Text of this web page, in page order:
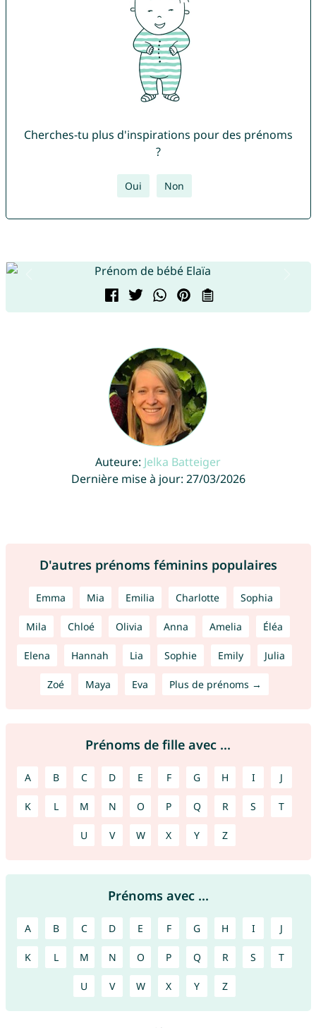
Cherches-tu plus d'inspirations pour des prénoms
?
Oui Non
Auteure: Jelka Batteiger
Dernière mise à jour: 27/03/2026
D'autres prénoms féminins populaires
Emma Mia Emilia Charlotte Sophia
Mila Chloé Olivia Anna Amelia Éléa
Elena Hannah Lia Sophie Emily Julia
Zoé Maya Eva Plus de prénoms →
Prénoms de fille avec ...
A B C D E F G H I J
K L M N O P Q R S T
U V W X Y Z
Prénoms avec ...
A B C D E F G H I J
K L M N O P Q R S T
U V W X Y Z